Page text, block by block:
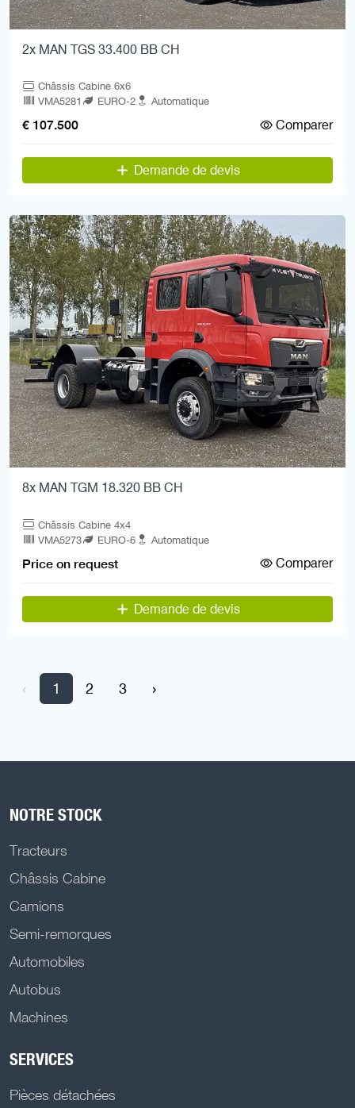
2x MAN TGS 33.400 BB CH
Châssis Cabine 6x6
VMA5281
EURO-2 Automatique
€ 107.500 Comparer
Demande de devis
8x MAN TGM 18.320 BB CH
Châssis Cabine 4x4
VMA5273
EURO-6 Automatique
Price on request Comparer
Demande de devis
‹ 1 2 3 ›
NOTRE STOCK
Tracteurs
Châssis Cabine
Camions
Semi-remorques
Automobiles
Autobus
Machines
SERVICES
Pièces détachées